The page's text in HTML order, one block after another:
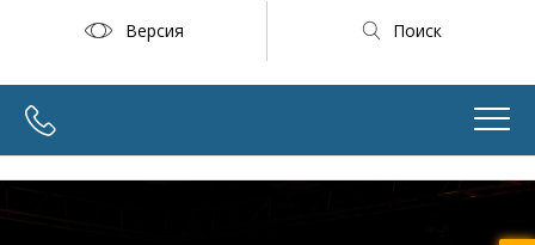
Версия Поиск